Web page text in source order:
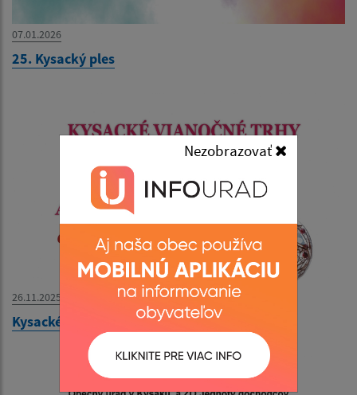
Nezobrazovať
07.01.2026
25. Kysacký ples
26.11.2025
Kysacké vianočné trhy a adventný koncert